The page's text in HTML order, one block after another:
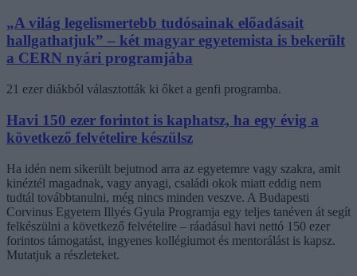
„A világ legelismertebb tudósainak előadásait
hallgathatjuk” – két magyar egyetemista is bekerült
a CERN nyári programjába
21 ezer diákból választották ki őket a genfi programba.
Havi 150 ezer forintot is kaphatsz, ha egy évig a
következő felvételire készülsz
Ha idén nem sikerült bejutnod arra az egyetemre vagy szakra, amit
kinéztél magadnak, vagy anyagi, családi okok miatt eddig nem
tudtál továbbtanulni, még nincs minden veszve. A Budapesti
Corvinus Egyetem Illyés Gyula Programja egy teljes tanéven át segít
felkészülni a következő felvételire – ráadásul havi nettó 150 ezer
forintos támogatást, ingyenes kollégiumot és mentorálást is kapsz.
Mutatjuk a részleteket.